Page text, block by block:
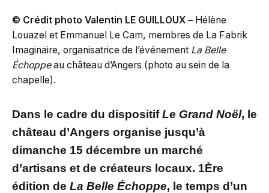
© Crédit photo Valentin LE GUILLOUX – Hélène
Louazel et Emmanuel Le Cam, membres de La Fabrik
Imaginaire, organisatrice de l’événement La Belle
Échoppeau château d’Angers (photo au sein de la
chapelle).
Dans le cadre du dispositifLe Grand Noël, le
château d’Angers organise jusqu’à
dimanche 15 décembre un marché
d’artisans et de créateurs locaux. 1Ère
édition de La Belle Échoppe, le temps d’un